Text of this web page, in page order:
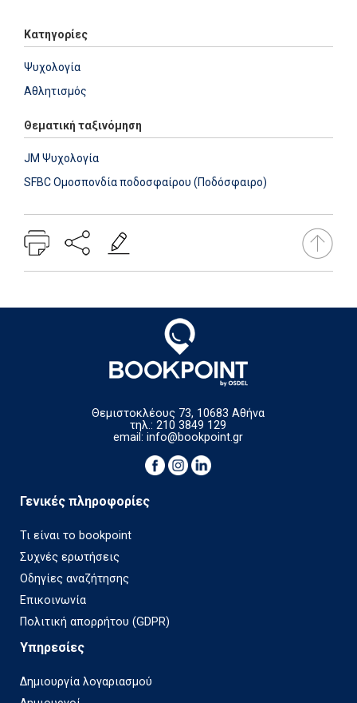
Κατηγορίες
Ψυχολογία
Αθλητισμός
Θεματική ταξινόμηση
JM Ψυχολογία
SFBC Ομοσπονδία ποδοσφαίρου (Ποδόσφαιρο)
Θεμιστοκλέους 73, 10683 Αθήνα
τηλ.: 210 3849 129
email:info@bookpoint.gr
Γενικές πληροφορίες
Τι είναι το bookpoint
Συχνές ερωτήσεις
Οδηγίες αναζήτησης
Επικοινωνία
Πολιτική απορρήτου (GDPR)
Υπηρεσίες
Δημιουργία λογαριασμού